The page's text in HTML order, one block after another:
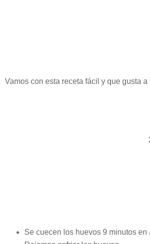
Vamos con esta receta fácil y que gusta a
Se cuecen los huevos 9 minutos en